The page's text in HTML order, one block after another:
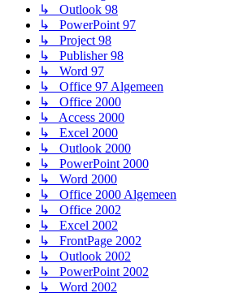
↳ Outlook 98
↳ PowerPoint 97
↳ Project 98
↳ Publisher 98
↳ Word 97
↳ Office 97 Algemeen
↳ Office 2000
↳ Access 2000
↳ Excel 2000
↳ Outlook 2000
↳ PowerPoint 2000
↳ Word 2000
↳ Office 2000 Algemeen
↳ Office 2002
↳ Excel 2002
↳ FrontPage 2002
↳ Outlook 2002
↳ PowerPoint 2002
↳ Word 2002